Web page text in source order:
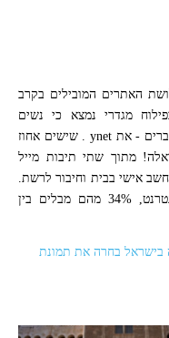
האתרים המובילים בקרב
מגדרי נמצא כי נשים
מעדיפות באופן מובהק את וואלה! בעוד שהגברים - את ynet . שישים אחוז
מתוך שתי תיבות מייל
סטודנט. לרוב המוחץ: 99% יש מחשב אישי בבית וחיבור לרשת.
25% מקדישים לפחות שעה לגלישה באינטרנט, 34% מהם מבלים בין
בישראל בחרה את תמונת